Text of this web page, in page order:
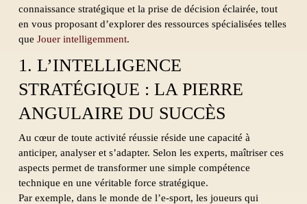
connaissance stratégique et la prise de décision éclairée, tout
en vous proposant d’explorer des ressources spécialisées telles
que Jouer intelligemment.
1. L’INTELLIGENCE
STRATÉGIQUE : LA PIERRE
ANGULAIRE DU SUCCÈS
Au cœur de toute activité réussie réside une capacité à
anticiper, analyser et s’adapter. Selon les experts, maîtriser ces
aspects permet de transformer une simple compétence
technique en une véritable force stratégique.
Par exemple, dans le monde de l’e-sport, les joueurs qui